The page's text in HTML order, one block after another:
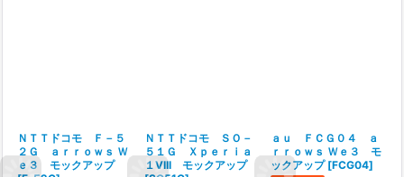
ＮＴＴドコモ Ｆ－５
２Ｇ ａｒｒｏｗｓ Ｗ
ｅ３ モックアップ
ＮＴＴドコモ ＳＯ－
５１Ｇ Ｘｐｅｒｉａ
１VIII モックアップ
ａｕ ＦＣＧ０４ ａ
ｒｒｏｗｓ Ｗｅ３ モ
ックアップ [FCG04]